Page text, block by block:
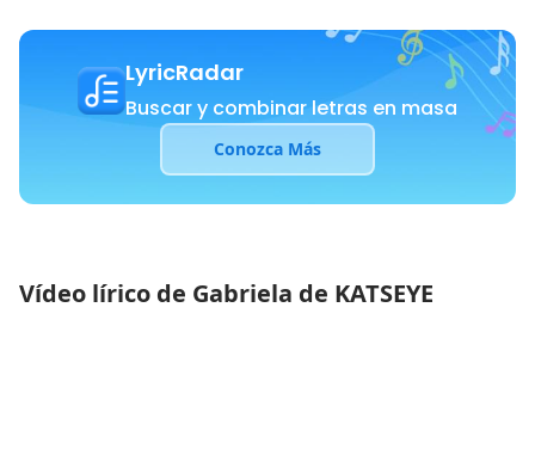
LyricRadar
Buscar y combinar letras en masa
Conozca Más
Vídeo lírico de Gabriela de KATSEYE